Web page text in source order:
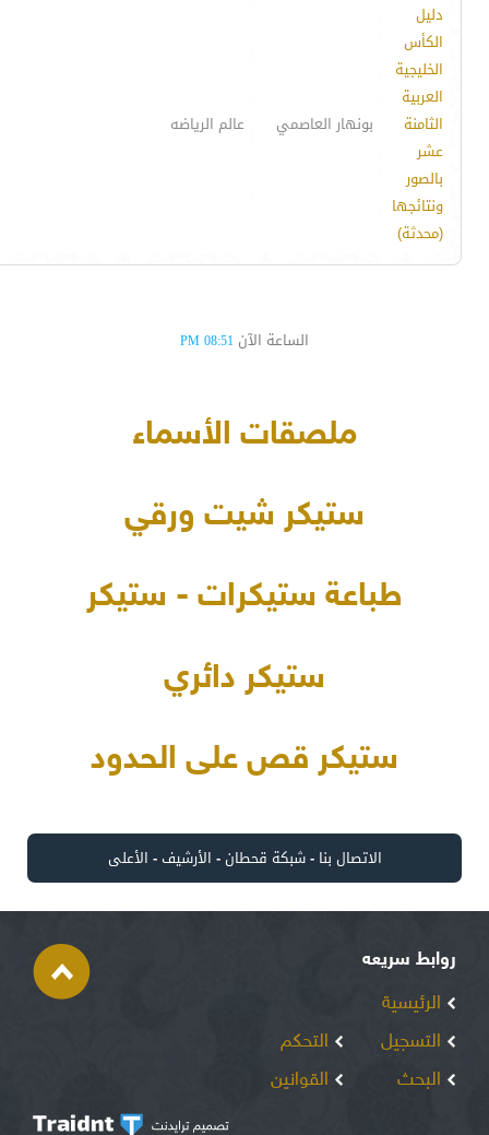
دليل
الكأس
الخليجية
العربية
الثامنة
عشر
بالصور
ونتائجها
(محدثة)
بونهار العاصمي عالم الرياضه
الساعة الآن 08:51 PM
ملصقات الأسماء
ستيكر شيت ورقي
طباعة ستيكرات - ستيكر
ستيكر دائري
ستيكر قص على الحدود
الاتصال بنا -شبكة قحطان- الأرشيف- الأعلى
روابط سريعه
الرئيسية
التسجيل
البحث
التحكم
القوانين